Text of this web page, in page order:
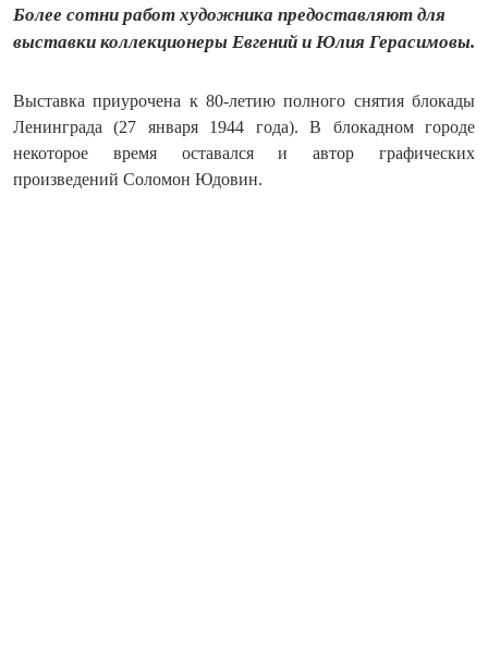
Более сотни работ художника предоставляют для
выставки коллекционеры Евгений и Юлия Герасимовы.
Выставка приурочена к 80-летию полного снятия блокады
Ленинграда (27 января 1944 года). В блокадном городе
некоторое время оставался и автор графических
произведений Соломон Юдовин.